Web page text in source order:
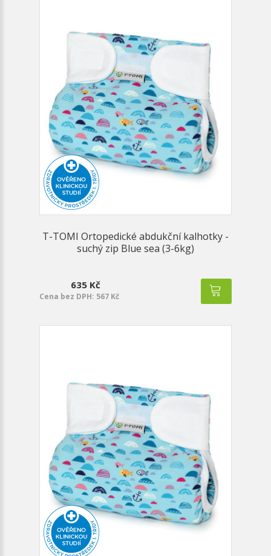
T-TOMI Ortopedické abdukční kalhotky -
suchý zip Blue sea (3-6kg)
635 Kč
Cena bez DPH: 567 Kč